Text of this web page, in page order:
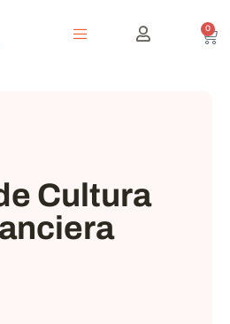
0
Cultura